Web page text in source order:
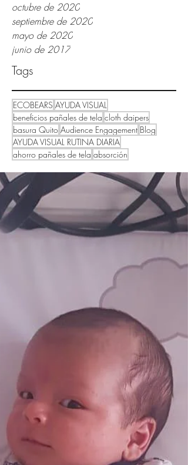
octubre de 2020
septiembre de 2020
mayo de 2020
junio de 2017
Tags
ECOBEARS AYUDA VISUAL
beneficios pañales de tela cloth daipers
basura Quito Audience Engagement Blog
AYUDA VISUAL RUTINA DIARIA
ahorro pañales de tela absorción